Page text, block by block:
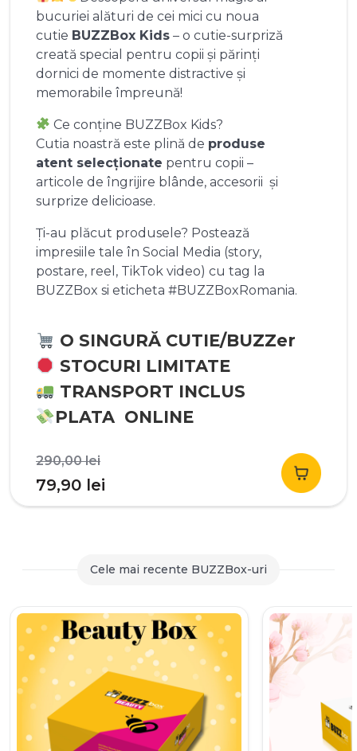
bucuriei alături de cei mici cu noua
cutie BUZZBox Kids – o cutie-surpriză
creată special pentru copii și părinți
dornici de momente distractive și
memorabile împreună!
Ce conține BUZZBox Kids?
Cutia noastră este plină de produse
atent selecționate pentru copii –
articole de îngrijire blânde, accesorii și
surprize delicioase.
Ți-au plăcut produsele? Postează
impresiile tale în Social Media (story,
postare, reel, TikTok video) cu tag la
BUZZBox si eticheta #BUZZBoxRomania.
O SINGURĂ CUTIE/BUZZer
STOCURI LIMITATE
TRANSPORT INCLUS
PLATA ONLINE
290,00leiPrețul
inițial
a
290,00 lei.
79,90 lei
curent
79,90 lei.
Cele mai recente BUZZBox-uri